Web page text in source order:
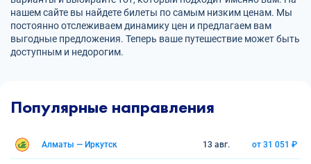
нашем сайте вы найдете билеты по самым низким ценам. Мы
постоянно отслеживаем динамику цен и предлагаем вам
выгодные предложения. Теперь ваше путешествие может быть
доступным и недорогим.
Популярные направления
Алматы — Иркутск 13 авг. от 31 051 ₽